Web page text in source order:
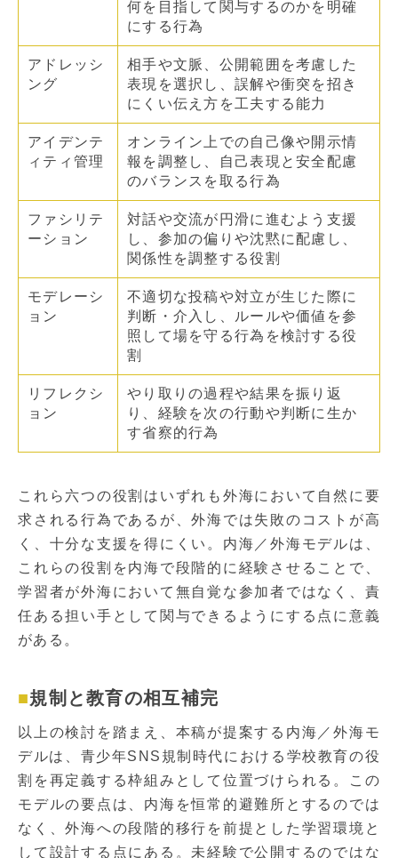
何を目指して関与するのかを明確
にする行為
アドレッシ
ング
相手や文脈、公開範囲を考慮した
表現を選択し、誤解や衝突を招き
にくい伝え方を工夫する能力
アイデンテ
ィティ管理
オンライン上での自己像や開示情
報を調整し、自己表現と安全配慮
のバランスを取る行為
ファシリテ
ーション
対話や交流が円滑に進むよう支援
し、参加の偏りや沈黙に配慮し、
関係性を調整する役割
モデレーシ
ョン
不適切な投稿や対立が生じた際に
判断・介入し、ルールや価値を参
照して場を守る行為を検討する役
割
リフレクシ
ョン
やり取りの過程や結果を振り返
り、経験を次の行動や判断に生か
す省察的行為
これら六つの役割はいずれも外海において自然に要
求される行為であるが、外海では失敗のコストが高
く、十分な支援を得にくい。内海／外海モデルは、
これらの役割を内海で段階的に経験させることで、
学習者が外海において無自覚な参加者ではなく、責
任ある担い手として関与できるようにする点に意義
がある。
規制と教育の相互補完
以上の検討を踏まえ、本稿が提案する内海／外海モ
デルは、青少年SNS規制時代における学校教育の役
割を再定義する枠組みとして位置づけられる。この
モデルの要点は、内海を恒常的避難所とするのでは
なく、外海への段階的移行を前提とした学習環境と
して設計する点にある。未経験で公開するのではな